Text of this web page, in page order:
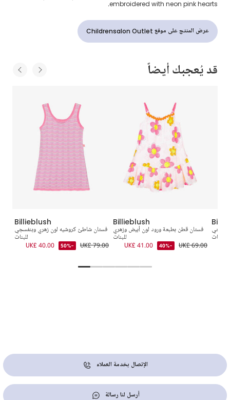
embroidered with neon pink hearts.
عرض المنتج على موقع Childrensalon Outlet
قد يُعجبك أيضاً
Billieblush
فستان شاطئ كروشيه لون زهري وبنفسجي
للبنات
UK£ 79.00
-50%
UK£ 40.00
Billieblush
فستان قطن بطبعة ورود لون أبيض وزهري
للبنات
UK£ 69.00
-40%
UK£ 41.00
وعاجي
للبنات
الإتصال بخدمة العملاء
أرسل لنا رسالة